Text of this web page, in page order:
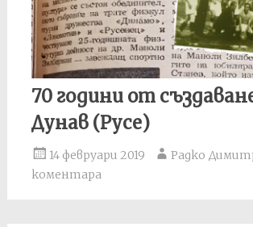
70 години от
Дунав (Русе)
14 февруари 2019 Радко
коментара